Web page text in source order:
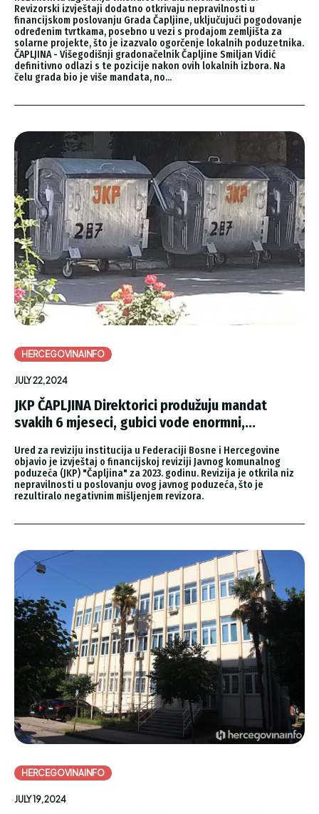
Revizorski izvještaji dodatno otkrivaju nepravilnosti u
financijskom poslovanju Grada Čapljine, uključujući pogodovanje
određenim tvrtkama, posebno u vezi s prodajom zemljišta za
solarne projekte, što je izazvalo ogorčenje lokalnih poduzetnika.
ČAPLJINA - Višegodišnji gradonačelnik Čapljine Smiljan Vidić
definitivno odlazi s te pozicije nakon ovih lokalnih izbora. Na
čelu grada bio je više mandata, no...
HERCEGOVINAINFO
JULY 22, 2024
JKP ČAPLJINA Direktorici produžuju mandat
svakih 6 mjeseci, gubici vode enormni,...
Ured za reviziju institucija u Federaciji Bosne i Hercegovine
objavio je izvještaj o financijskoj reviziji Javnog komunalnog
poduzeća (JKP) "Čapljina" za 2023. godinu. Revizija je otkrila niz
nepravilnosti u poslovanju ovog javnog poduzeća, što je
rezultiralo negativnim mišljenjem revizora.
HERCEGOVINAINFO
JULY 19, 2024